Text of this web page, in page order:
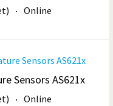
Online
Sensors AS621x
Online